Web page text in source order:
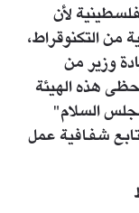
لأن
من التكنوقراط،
وزير من
هذه الهيئة
السلام"
شفافية عمل